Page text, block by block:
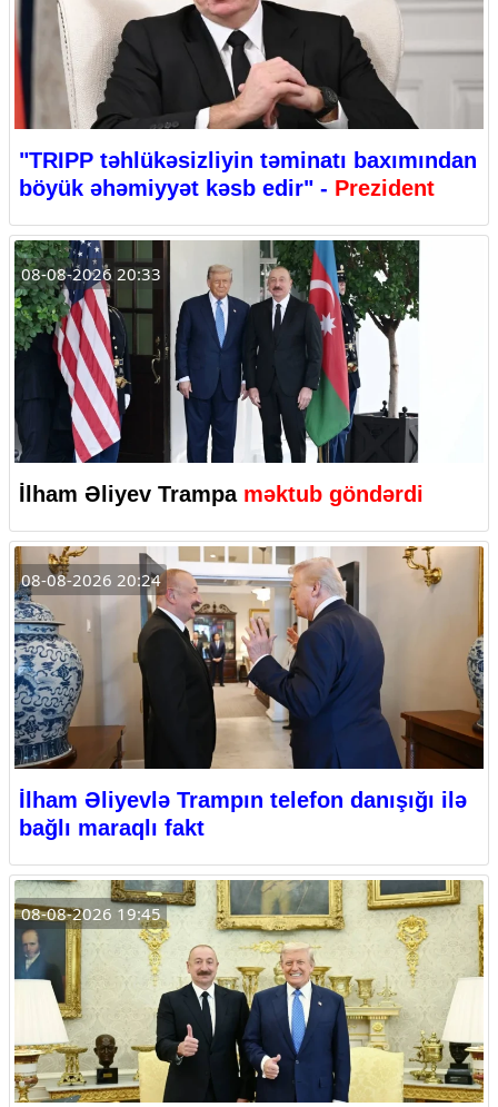
"TRIPP təhlükəsizliyin təminatı baxımından
böyük əhəmiyyət kəsb edir" - Prezident
08-08-2026 20:33
İlham Əliyev Trampa məktub göndərdi
08-08-2026 20:24
İlham Əliyevlə Trampın telefon danışığı ilə
bağlı maraqlı fakt
08-08-2026 19:45